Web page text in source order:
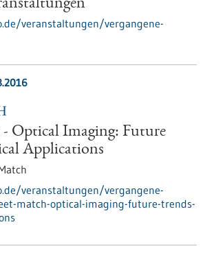
veranstaltungen/vergangene-
Optical Imaging: Future
Applications
veranstaltungen/vergangene-
match-optical-imaging-future-trends-